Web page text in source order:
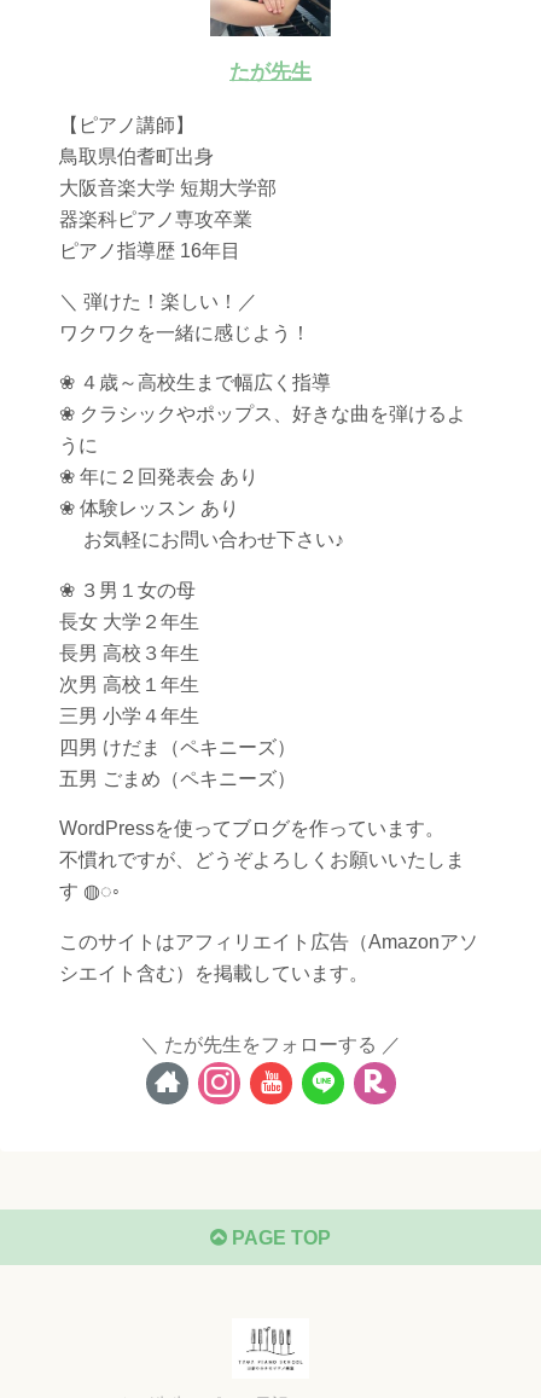
たが先生
【ピアノ講師】
鳥取県伯耆町出身
大阪音楽大学 短期大学部
器楽科ピアノ専攻卒業
ピアノ指導歴 16年目
＼ 弾けた！楽しい！／
ワクワクを一緒に感じよう！
❀ ４歳～高校生まで幅広く指導
❀ クラシックやポップス、好きな曲を弾けるよ
うに
❀ 年に２回発表会 あり
❀ 体験レッスン あり
お気軽にお問い合わせ下さい♪
❀ ３男１女の母
長女 大学２年生
長男 高校３年生
次男 高校１年生
三男 小学４年生
四男 けだま（ペキニーズ）
五男 ごまめ（ペキニーズ）
WordPressを使ってブログを作っています。
不慣れですが、どうぞよろしくお願いいたしま
す ◍◌◦
このサイトはアフィリエイト広告（Amazonアソ
シエイト含む）を掲載しています。
たが先生をフォローする
PAGE TOP